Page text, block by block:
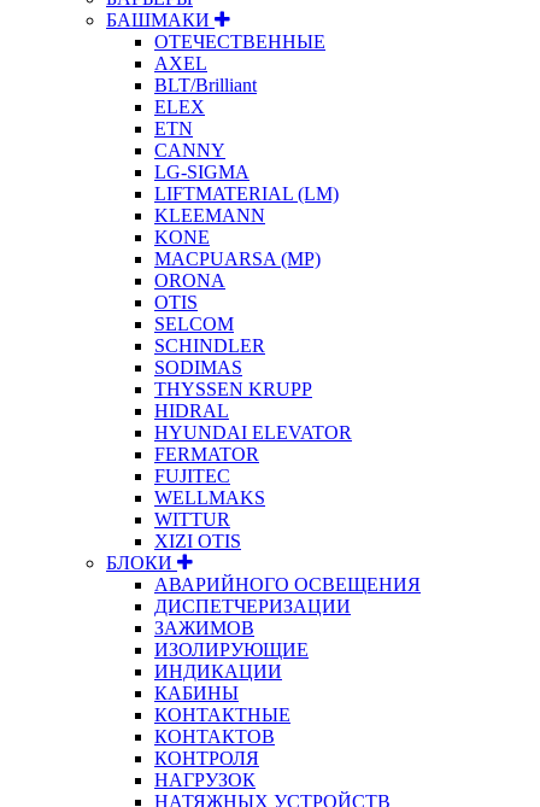
БАШМАКИ
ОТЕЧЕСТВЕННЫЕ
AXEL
BLT/Brilliant
ELEX
ETN
CANNY
LG-SIGMA
LIFTMATERIAL (LM)
KLEEMANN
KONE
MACPUARSA (MP)
ORONA
OTIS
SELCOM
SCHINDLER
SODIMAS
THYSSEN KRUPP
HIDRAL
HYUNDAI ELEVATOR
FERMATOR
FUJITEC
WELLMAKS
WITTUR
XIZI OTIS
БЛОКИ
АВАРИЙНОГО ОСВЕЩЕНИЯ
ДИСПЕТЧЕРИЗАЦИИ
ЗАЖИМОВ
ИЗОЛИРУЮЩИЕ
ИНДИКАЦИИ
КАБИНЫ
КОНТАКТНЫЕ
КОНТАКТОВ
КОНТРОЛЯ
НАГРУЗОК
НАТЯЖНЫХ УСТРОЙСТВ